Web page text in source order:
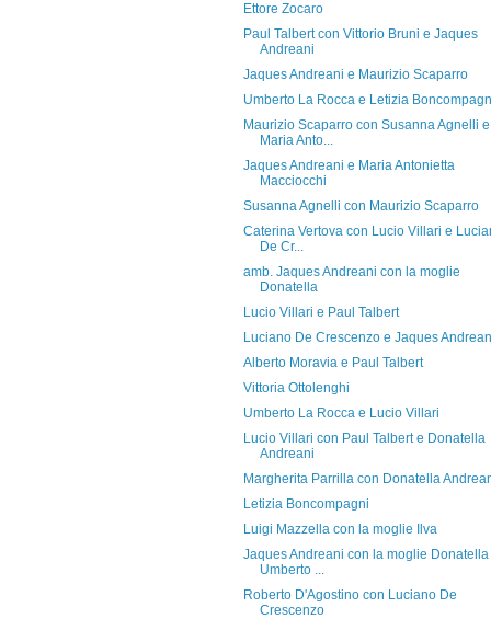
Ettore Zocaro
Paul Talbert con Vittorio Bruni e Jaques
Andreani
Jaques Andreani e Maurizio Scaparro
Umberto La Rocca e Letizia
Maurizio Scaparro con Susanna Agnelli e
Maria Anto...
Jaques Andreani e Maria Antonietta
Macciocchi
Susanna Agnelli con Maurizio Scaparro
Caterina Vertova con Lucio Villari e
De Cr...
amb. Jaques Andreani con la moglie
Donatella
Lucio Villari e Paul Talbert
Luciano De Crescenzo e Jaques
Alberto Moravia e Paul Talbert
Vittoria Ottolenghi
Umberto La Rocca e Lucio Villari
Lucio Villari con Paul Talbert e Donatella
Andreani
Margherita Parrilla con Donatella
Letizia Boncompagni
Luigi Mazzella con la moglie Ilva
Jaques Andreani con la moglie Donatella
Umberto ...
Roberto D'Agostino con Luciano De
Crescenzo